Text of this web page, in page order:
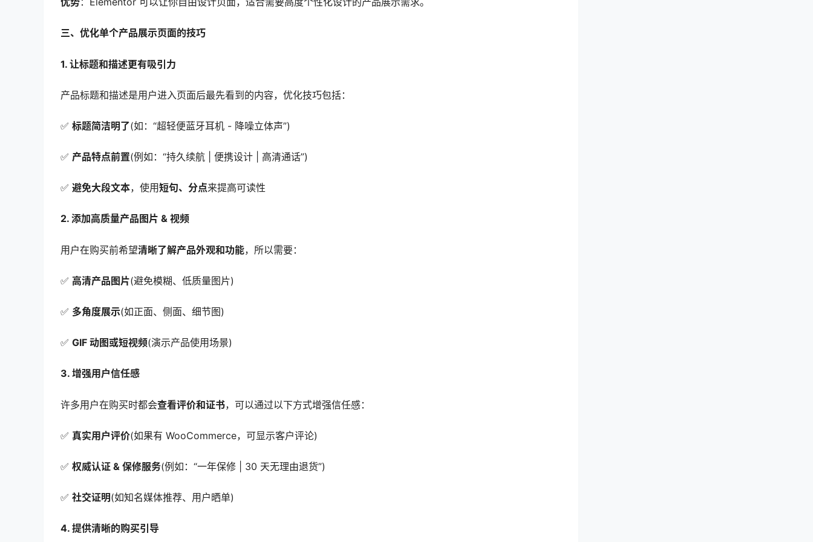
三、优化单个产品展示页面的技巧
1. 让标题和描述更有吸引力
产品标题和描述是用户进入页面后最先看到的内容，优化技巧包括：
✅ 标题简洁明了(如：“超轻便蓝牙耳机 - 降噪立体声”)
✅ 产品特点前置(例如：“持久续航 | 便携设计 | 高清通话”)
✅ 避免大段文本，使用短句、分点来提高可读性
2. 添加高质量产品图片 & 视频
用户在购买前希望清晰了解产品外观和功能，所以需要：
✅ 高清产品图片(避免模糊、低质量图片)
✅ 多角度展示(如正面、侧面、细节图)
✅ GIF 动图或短视频(演示产品使用场景)
3. 增强用户信任感
许多用户在购买时都会查看评价和证书，可以通过以下方式增强信任感：
✅ 真实用户评价(如果有 WooCommerce，可显示客户评论)
✅ 权威认证 & 保修服务(例如：“一年保修 | 30 天无理由退货”)
✅ 社交证明(如知名媒体推荐、用户晒单)
4. 提供清晰的购买引导